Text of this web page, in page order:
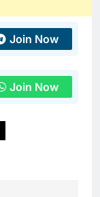
Join Now
Join Now